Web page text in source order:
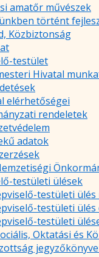
amatőr művészek
történt
Közbiztonság
testület
Hivatal
elérhetőségei
rendeletek
adatok
testületi ülések
testületi
testületi
testületi
Oktatási és